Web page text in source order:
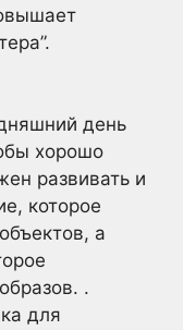
день
хорошо
развивать и
которое
а
.
для